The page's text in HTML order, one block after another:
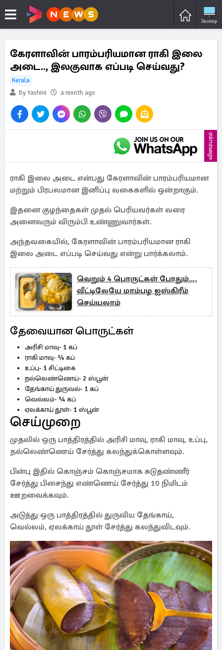
Desktop
கேரளாவின் பாரம்பரியமான ராகி இலை
அடை.., இலகுவாக எப்படி செய்வது?
Kerala
By Yashini
a month ago
விளம்பரம்
ராகி இலை அடை என்பது கேரளாவின் பாரம்பரியமான
மற்றும் பிரபலமான இனிப்பு வகைகளில் ஒன்றாகும்.
இதனை குழந்தைகள் முதல் பெரியவர்கள் வரை
அனைவரும் விரும்பி உண்ணுவார்கள்.
அந்தவகையில், கேரளாவின் பாரம்பரியமான ராகி
இலை அடை எப்படி செய்வது என்று பார்க்கலாம்.
வெறும் 4 பொருட்கள் போதும்...,
வீட்டிலேயே மாம்பழ ஐஸ்கிரீம்
செய்யலாம்
தேவையான பொருட்கள்
அரிசி மாவு- 1 கப்
ராகி மாவு- ¼ கப்
உப்பு- 1 சிட்டிகை
நல்லெண்ணெய்- 2 ஸ்பூன்
தேங்காய் துருவல்- 1 கப்
வெல்லம்- ¼ கப்
ஏலக்காய் தூள்- 1 ஸ்பூன்
செய்முறை
முதலில் ஒரு பாத்திரத்தில் அரிசி மாவு, ராகி மாவு, உப்பு,
நல்லெண்ணெய் சேர்த்து கலந்துக்கொள்ளவும்.
பின்பு இதில் கொஞ்சம் கொஞ்சமாக சுடுதண்ணீர்
சேர்த்து பிசைந்து எண்ணெய் சேர்த்து 10 நிமிடம்
ஊறவைக்கவும்.
அடுத்து ஒரு பாத்திரத்தில் துருவிய தேங்காய்,
வெல்லம், ஏலக்காய் தூள் சேர்த்து கலந்துவிடவும்.